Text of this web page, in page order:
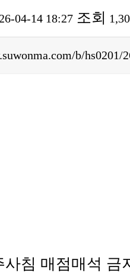
26-04-14 18:27 조회
b/hs0201/
침 매점매석 금